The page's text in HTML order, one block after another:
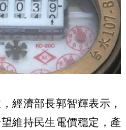
經濟部長郭智輝表示，
維持民生電價穩定，產